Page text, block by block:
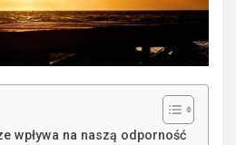
wpływa na naszą odporność